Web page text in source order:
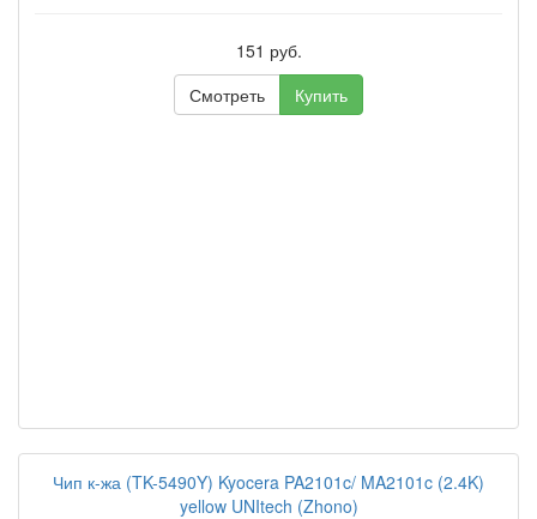
151 руб.
Смотреть
Купить
Чип к-жа (TK-5490Y) Kyocera PA2101c/ MA2101c (2.4K)
yellow UNItech (Zhono)